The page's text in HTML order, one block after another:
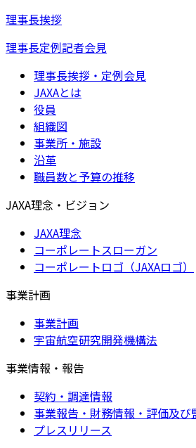
理事長挨拶
理事長定例記者会見
理事長挨拶・定例会見
JAXAとは
役員
組織図
事業所・施設
沿革
職員数と予算の推移
JAXA理念・ビジョン
JAXA理念
コーポレートスローガン
コーポレートロゴ（JAXAロゴ）
事業計画
事業計画
宇宙航空研究開発機構法
事業情報・報告
契約・調達情報
事業報告・財務情報・評価及び
プレスリリース